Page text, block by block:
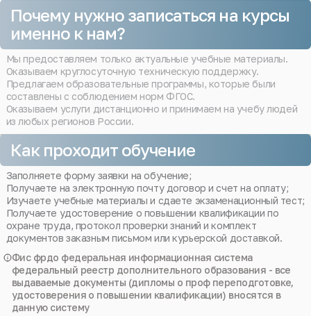
Почему нужно записаться на курсы
именно к нам?
Мы предоставляем только актуальные учебные материалы.
Оказываем круглосуточную техническую поддержку.
Предлагаем образовательные программы, которые были
составлены с соблюдением норм ФГОС.
Оказываем услуги дистанционно и принимаем на учебу людей
из любых регионов России.
Как проходит обучение
Заполняете форму заявки на обучение;
Получаете на электронную почту договор и счет на оплату;
Изучаете учебные материалы и сдаете экзаменационный тест;
Получаете удостоверение о повышении квалификации по
охране труда, протокол проверки знаний и комплект
документов заказным письмом или курьерской доставкой.
Фис фрдо федеральная информационная система
федеральный реестр дополнительного образования - все
выдаваемые документы (дипломы о проф переподготовке,
удостоверения о повышении квалификации) вносятся в
данную систему